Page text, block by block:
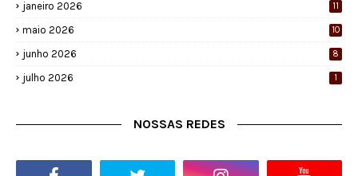
janeiro 2026 11
maio 2026 10
junho 2026 8
julho 2026 1
NOSSAS REDES